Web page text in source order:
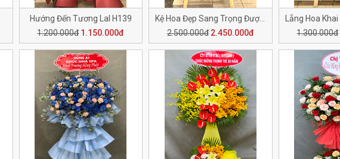
Hướng Đến Tương LaI H139
1.200.000đ 1.150.000đ
Kệ Hoa Đẹp Sang Trọng Được Lựa Chọn H138
2.500.000đ 2.450.000đ
1.300.000đ